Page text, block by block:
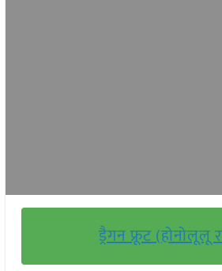
ड्रैगन फ्रूट (होनोलूलू